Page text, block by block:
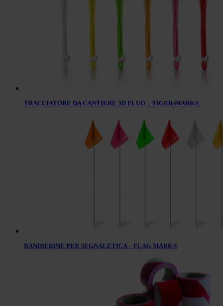
TRACCIATORE DA CANTIERE 3D FLUO – TIGER-MARK®
BANDIERINE PER SEGNALETICA – FLAG MARK®